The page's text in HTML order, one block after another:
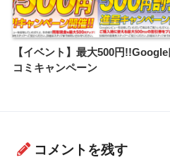
【イベント】最大500円!!Google
コミキャンペーン
コメントを残す